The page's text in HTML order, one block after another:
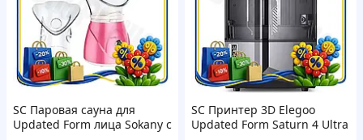
SC Паровая сауна для
Updated Form лица Sokany с
SC Принтер 3D Elegoo
Updated Form Saturn 4 Ultra